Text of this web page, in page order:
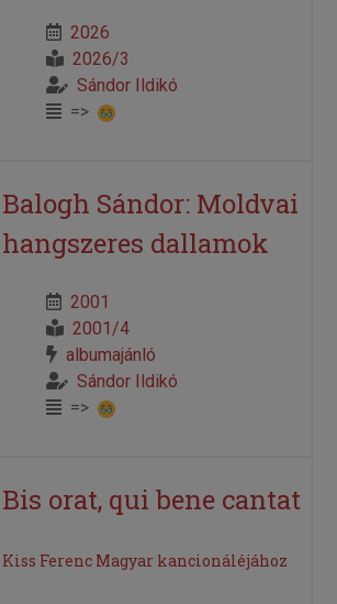
2026
2026/3
Sándor Ildikó
=>
Balogh Sándor: Moldvai
hangszeres dallamok
2001
2001/4
albumajánló
Sándor Ildikó
=>
Bis orat, qui bene cantat
Kiss Ferenc Magyar kancionáléjához